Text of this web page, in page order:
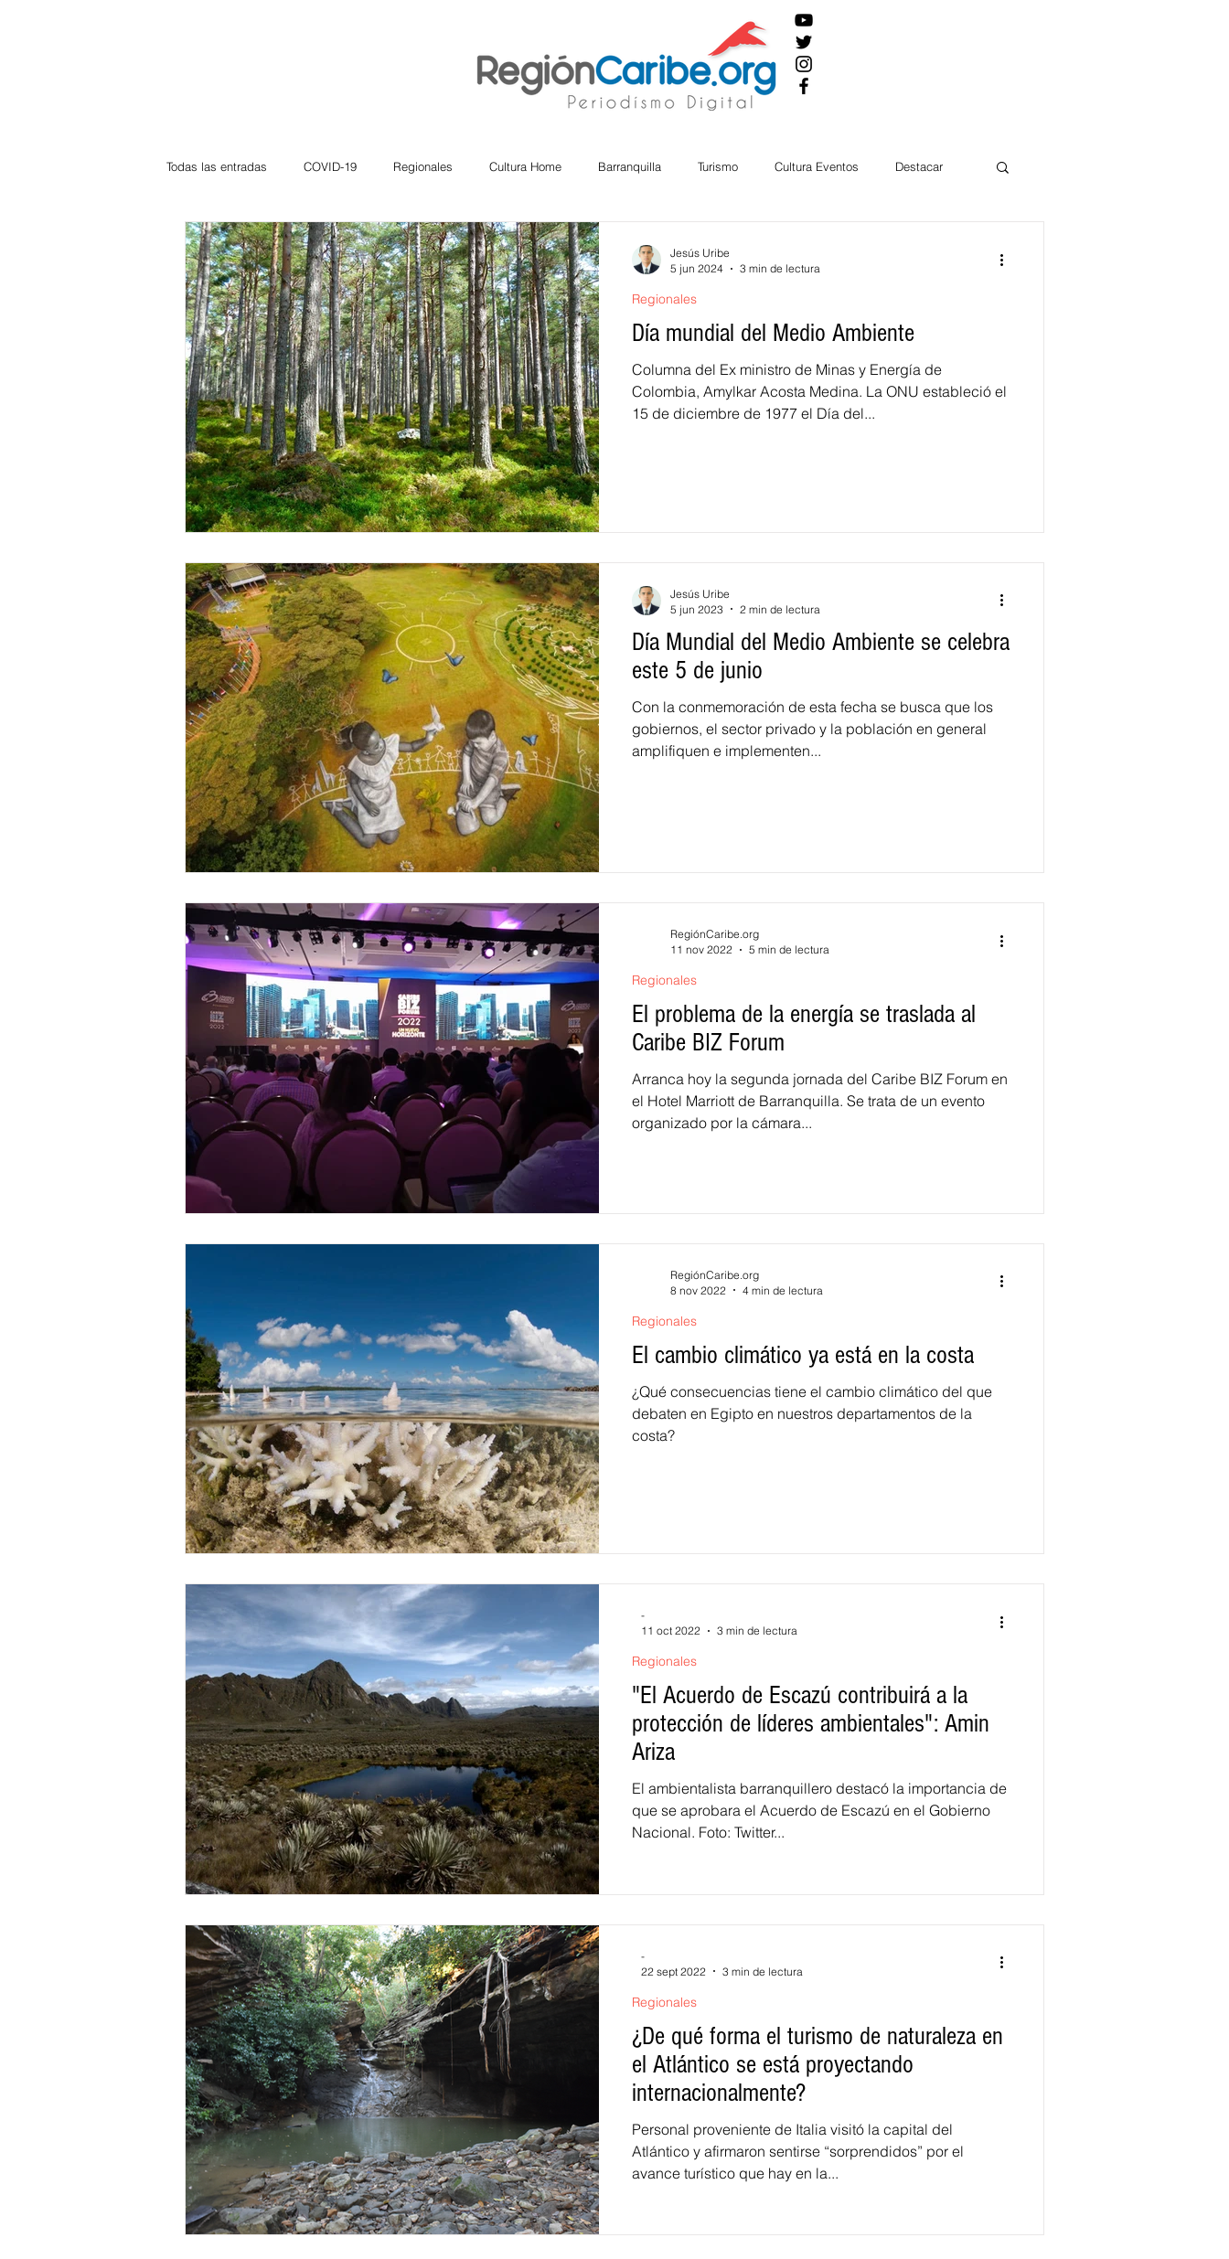
Todas las entradas COVID-19 Regionales Cultura Home Barranquilla Turismo Cultura Eventos Destacar
Deportes Atlántico La Guajira Cesar English
Córdoba Bloggeros Hermanos Mayores Economía
Carnaval Educación BID BIENESTAR AMBIENTAL AFRO
Día mundial del Medio Ambiente
Columna del Ex ministro de Minas y Energía de
Colombia, Amylkar Acosta Medina. La ONU estableció el
15 de diciembre de 1977 el Día del...
Regionales
Jesús Uribe
5 jun 2024
3 min de lectura
Día Mundial del Medio Ambiente se celebra
este 5 de junio
Con la conmemoración de esta fecha se busca que los
gobiernos, el sector privado y la población en general
amplifiquen e implementen...
Jesús Uribe
5 jun 2023
2 min de lectura
El problema de la energía se traslada al
Caribe BIZ Forum
Arranca hoy la segunda jornada del Caribe BIZ Forum en
el Hotel Marriott de Barranquilla. Se trata de un evento
organizado por la cámara...
Regionales
RegiónCaribe.org
11 nov 2022
5 min de lectura
El cambio climático ya está en la costa
¿Qué consecuencias tiene el cambio climático del que
debaten en Egipto en nuestros departamentos de la
costa?
Regionales
RegiónCaribe.org
8 nov 2022
4 min de lectura
"El Acuerdo de Escazú contribuirá a la
protección de líderes ambientales": Amin
Ariza
El ambientalista barranquillero destacó la importancia de
que se aprobara el Acuerdo de Escazú en el Gobierno
Nacional. Foto: Twitter...
Regionales
-
11 oct 2022
3 min de lectura
¿De qué forma el turismo de naturaleza en
el Atlántico se está proyectando
internacionalmente?
Personal proveniente de Italia visitó la capital del
Atlántico y afirmaron sentirse “sorprendidos” por el
avance turístico que hay en la...
Regionales
-
22 sept 2022
3 min de lectura